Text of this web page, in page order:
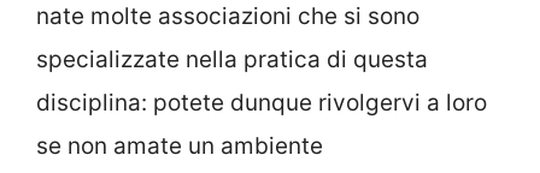
nate molte associazioni che si sono
specializzate nella pratica di questa
disciplina: potete dunque rivolgervi a loro
se non amate un ambiente